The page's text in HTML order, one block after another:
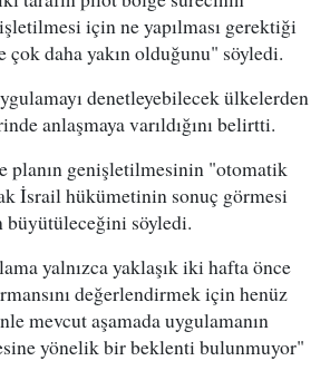
için ne yapılması gerektiği
daha yakın olduğunu" söyledi.
denetleyebilecek ülkelerden
anlaşmaya varıldığını belirtti.
genişletilmesinin "otomatik
İsrail hükümetinin sonuç görmesi
büyütüleceğini söyledi.
yalnızca yaklaşık iki hafta önce
değerlendirmek için henüz
mevcut aşamada uygulamanın
yönelik bir beklenti bulunmuyor"